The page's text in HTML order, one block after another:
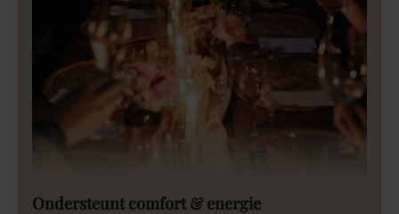
Ondersteunt comfort & energie